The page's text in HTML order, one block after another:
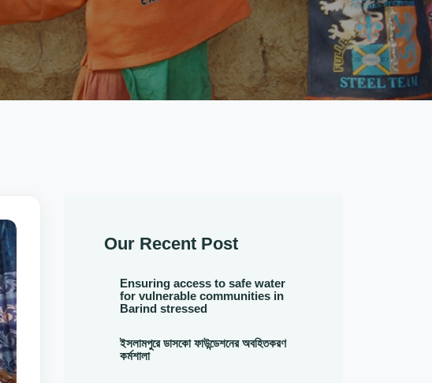
Our Recent Post
Ensuring access to safe water
for vulnerable communities in
Barind stressed
ইসলামপুরে ডাসকো ফাউন্ডেশনের অবহিতকরণ
কর্মশালা